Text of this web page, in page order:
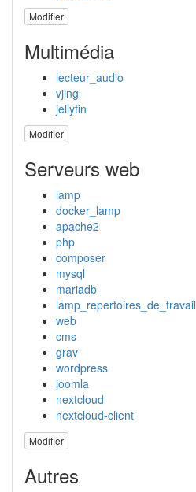
Modifier
Multimédia
lecteur_audio
vjing
jellyfin
Modifier
Serveurs web
lamp
docker_lamp
apache2
php
composer
mysql
mariadb
lamp_repertoires_de_travail
web
cms
grav
wordpress
joomla
nextcloud
nextcloud-client
Modifier
Autres